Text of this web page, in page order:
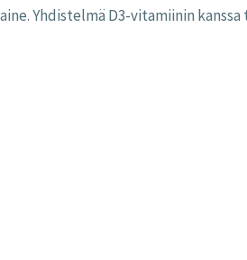
Yhdistelmä D3-vitamiinin